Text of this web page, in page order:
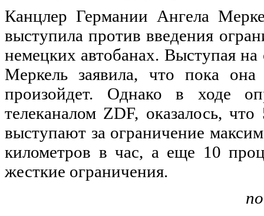
Канцлер Германии Ангела
выступила против введения
немецких автобанах. Выступая
Меркель заявила, что пока
произойдет. Однако в ходе
телеканалом ZDF, оказалось,
выступают за ограничение
километров в час, а еще 10
жесткие ограничения.